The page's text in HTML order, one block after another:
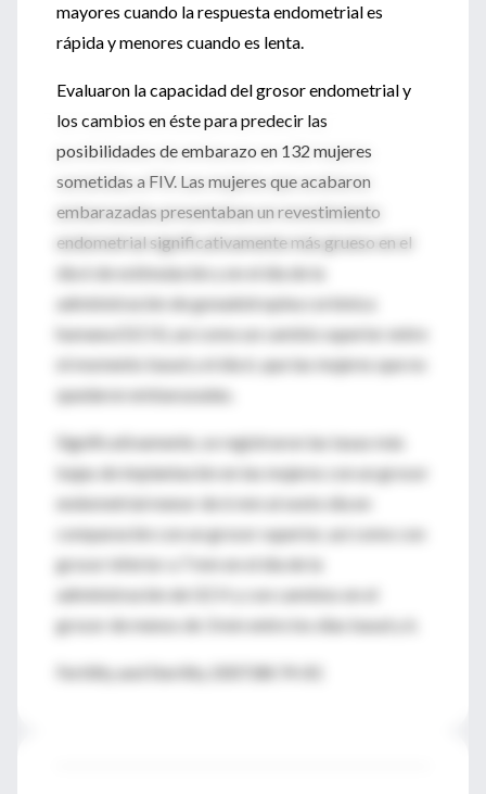
mayores cuando la respuesta endometrial es
rápida y menores cuando es lenta.
Evaluaron la capacidad del grosor endometrial y
los cambios en éste para predecir las
posibilidades de embarazo en 132 mujeres
sometidas a FIV. Las mujeres que acabaron
embarazadas presentaban un revestimiento
endometrial significativamente más grueso en el
día 6 de estimulación y en el día de la
administración de gonadotropina coriónica
humana (GCH), así como un cambio superior entre
el momento basal y el día 6, que las mujeres que no
quedaron embarazadas.
Significativamente, se registraron las tasas más
bajas de implantación en las mujeres con un grosor
endometrial menor de 6 mm al sexto día en
comparación con un grosor superior, así como con
grosor inferior a 7 mm en el día de la
administración de GCH y con cambios en el
grosor de menos de 3 mm entre los días basal y 6.
Fertility and Sterility 2007;88:74-81